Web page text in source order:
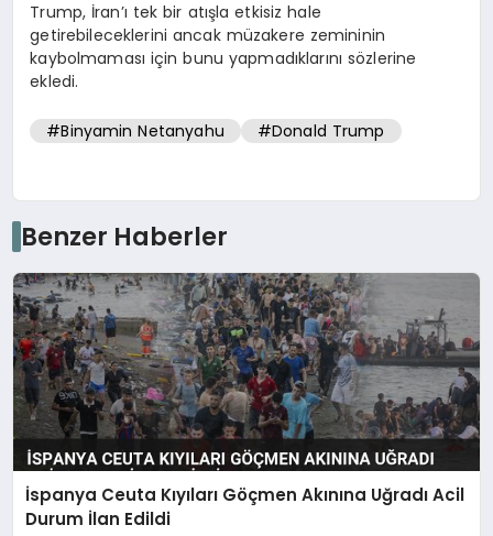
Trump, İran’ı tek bir atışla etkisiz hale
getirebileceklerini ancak müzakere zemininin
kaybolmaması için bunu yapmadıklarını sözlerine
ekledi.
#Binyamin Netanyahu #Donald Trump
Benzer Haberler
İspanya Ceuta Kıyıları Göçmen Akınına Uğradı Acil
Durum İlan Edildi